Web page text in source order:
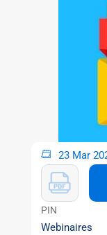
23 Mar
PIN
Webinaires